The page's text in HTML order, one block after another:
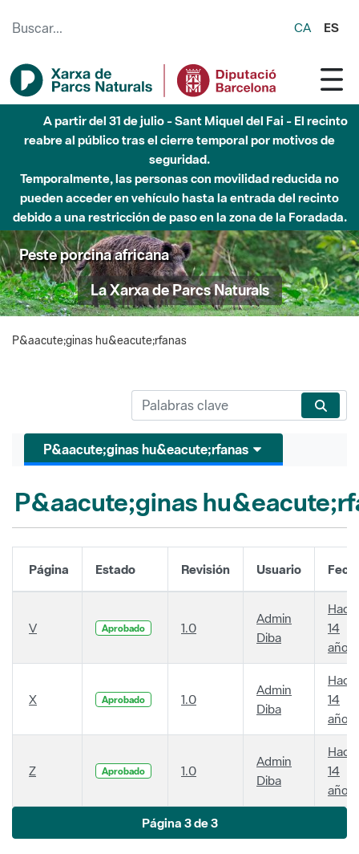
CA ES
A partir del 31 de julio - Sant Miquel del Fai - El recinto
reabre al público tras el cierre temporal por motivos de
seguridad.
Temporalmente, las personas con movilidad reducida no
pueden acceder en vehículo hasta la entrada del recinto
debido a una restricción de paso en la zona de la Foradada.
Peste porcina africana
La Xarxa de Parcs Naturals
P&aacute;ginas hu&eacute;rfanas
P&aacute;ginas hu&eacute;rfanas
P&aacute;ginas
Página Estado Revisión Usuario
V Aprobado 1.0
Admin
Diba
Hace
14
años
X Aprobado 1.0
Admin
Diba
Hace
14
años
Z Aprobado 1.0
Admin
Diba
Hace
14
años
Página 3 de 3